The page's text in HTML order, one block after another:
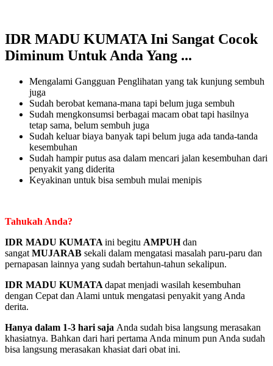
IDR MADU KUMATA Ini Sangat Cocok
Diminum Untuk Anda Yang ...
Mengalami Gangguan Penglihatan yang tak kunjung sembuh
juga
Sudah berobat kemana-mana tapi belum juga sembuh
Sudah mengkonsumsi berbagai macam obat tapi hasilnya
tetap sama, belum sembuh juga
Sudah keluar biaya banyak tapi belum juga ada tanda-tanda
kesembuhan
Sudah hampir putus asa dalam mencari jalan kesembuhan dari
penyakit yang diderita
Keyakinan untuk bisa sembuh mulai menipis
Tahukah Anda?
IDR MADU KUMATA ini begitu AMPUHdan
sangat MUJARAB sekali dalam mengatasi masalah paru-paru dan
pernapasan lainnya yang sudah bertahun-tahun sekalipun.
IDR MADU KUMATA dapat menjadi wasilah kesembuhan
dengan Cepat dan Alami untuk mengatasi penyakit yang Anda
derita.
Hanya dalam 1-3 hari saja Anda sudah bisa langsung merasakan
khasiatnya. Bahkan dari hari pertama Anda minum pun Anda sudah
bisa langsung merasakan khasiat dari obat ini.